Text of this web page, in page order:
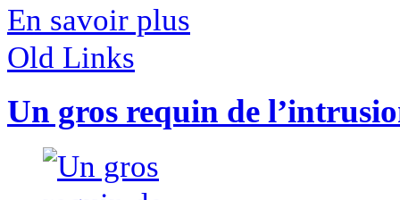
En savoir plus
Old Links
Un gros requin de